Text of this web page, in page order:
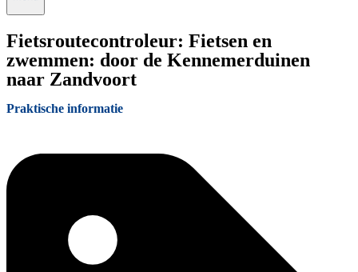
Fietsroutecontroleur: Fietsen en
zwemmen: door de Kennemerduinen
naar Zandvoort
Praktische informatie